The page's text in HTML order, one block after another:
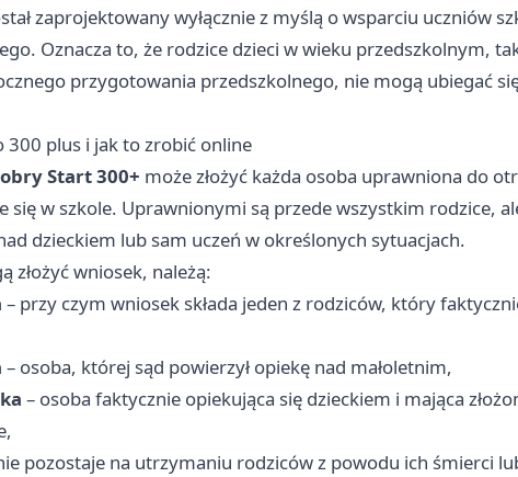
zaprojektowany wyłącznie z myślą o wsparciu uczniów
Oznacza to, że rodzice dzieci w wieku przedszkolnym,
przygotowania przedszkolnego, nie mogą ubiegać się
300 plus i jak to zrobić online
Start 300+ może złożyć każda osoba uprawniona do
się w szkole. Uprawnionymi są przede wszystkim rodzice,
dzieckiem lub sam uczeń w określonych sytuacjach.
złożyć wniosek, należą:
– przy czym wniosek składa jeden z rodziców, który
– osoba, której sąd powierzył opiekę nad małoletnim,
– osoba faktycznie opiekująca się dzieckiem i mająca
pozostaje na utrzymaniu rodziców z powodu ich śmierci